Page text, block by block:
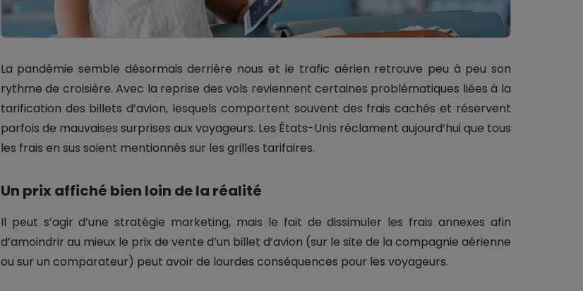
La pandémie semble désormais derrière nous et le trafic aérien retrouve peu à peu son
rythme de croisière. Avec la reprise des vols reviennent certaines problématiques liées à la
tarification des billets d’avion, lesquels comportent souvent des frais cachés et réservent
parfois de mauvaises surprises aux voyageurs. Les États-Unis réclament aujourd’hui que tous
les frais en sus soient mentionnés sur les grilles tarifaires.
Un prix affiché bien loin de la réalité
Il peut s’agir d’une stratégie marketing, mais le fait de dissimuler les frais annexes afin
d’amoindrir au mieux le prix de vente d’un billet d’avion (sur le site de la compagnie aérienne
ou sur un comparateur) peut avoir de lourdes conséquences pour les voyageurs.